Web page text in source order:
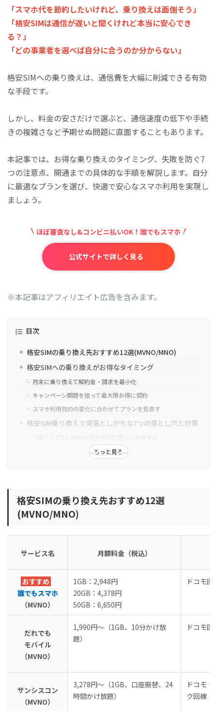
「スマホ代を節約したいけれど、乗り換えは面倒そう」
「格安SIMは通信が遅いと聞くけれど本当に安心でき
る？」
「どの事業者を選べば自分に合うのか分からない」
格安SIMへの乗り換えは、通信費を大幅に削減できる有効
な手段です。
しかし、料金の安さだけで選ぶと、通信速度の低下や手続
きの複雑さなど予期せぬ問題に直面することもあります。
本記事では、お得な乗り換えのタイミング、失敗を防ぐ7
つの注意点、開通までの具体的な手順を解説します。自分
に最適なプランを選び、快適で安心なスマホ利用を実現し
ましょう。
ほぼ審査なし&コンビニ払いOK！誰でもスマホ
公式サイトで詳しく見る
※本記事はアフィリエイト広告を含みます。
目次
もっと見る
格安SIMの乗り換え先おすすめ12選(MVNO/MNO)
格安SIMへの乗り換えがお得なタイミング
月末に乗り換えて解約金・請求を最小化
キャンペーン期間を狙って最大限お得に契約
スマホ利用目的の変化に合わせてプランを見直す
格安SIM乗り換えで見落としがちな7つの落とし穴と対策
【落とし穴2】端末の互換性を確認せずに乗り換えるリスク
【落とし穴6】手続きが複雑で挫折しやすい？
【落とし穴7】サポート体制が不十分でトラブル時に困る
格安SIM乗り換え：準備から開通までの全ステップ
STEP2：MNP予約番号取得／ワンストップ申し込み
STEP3：必要書類・支払い方法確認
STEP4：オンライン申し込みとSIM選択
STEP5：SIM/端末受取後の開通・初期設定
まとめ
格安SIMの乗り換え先おすすめ12選
(MVNO/MNO)
サービス名 月額料金（税込）
おすすめ
誰でもスマホ
（MVNO）
1GB：2,948円
20GB：4,378円
50GB：6,650円
ドコモ回
だれでも
モバイル
（MVNO）
1,990円～（1GB、10分かけ放
題）
ドコモ回
サンシスコン
（MVNO）
3,278円～（1GB、口座振替、24
時間かけ放題）
ドコモ
ク回線